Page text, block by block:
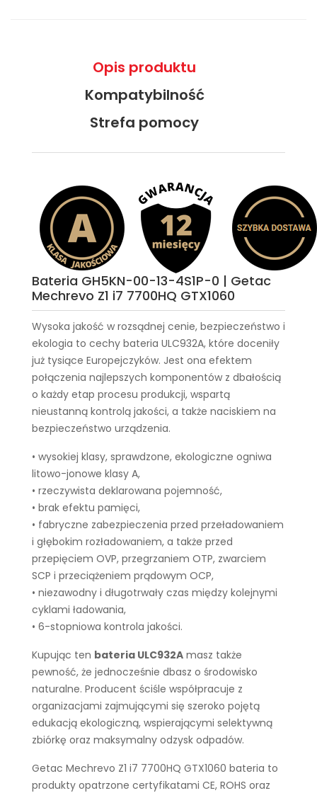
Opis produktu
Kompatybilność
Strefa pomocy
Bateria GH5KN-00-13-4S1P-0 | Getac
Mechrevo Z1 i7 7700HQ GTX1060
Wysoka jakość w rozsądnej cenie, bezpieczeństwo i
ekologia to cechy bateria ULC932A, które doceniły
już tysiące Europejczyków. Jest ona efektem
połączenia najlepszych komponentów z dbałością
o każdy etap procesu produkcji, wspartą
nieustanną kontrolą jakości, a także naciskiem na
bezpieczeństwo urządzenia.
• wysokiej klasy, sprawdzone, ekologiczne ogniwa
litowo-jonowe klasy A,
• rzeczywista deklarowana pojemność,
• brak efektu pamięci,
• fabryczne zabezpieczenia przed przeładowaniem
i głębokim rozładowaniem, a także przed
przepięciem OVP, przegrzaniem OTP, zwarciem
SCP i przeciążeniem prądowym OCP,
• niezawodny i długotrwały czas między kolejnymi
cyklami ładowania,
• 6-stopniowa kontrola jakości.
Kupując ten bateria ULC932A masz także
pewność, że jednocześnie dbasz o środowisko
naturalne. Producent ściśle współpracuje z
organizacjami zajmującymi się szeroko pojętą
edukacją ekologiczną, wspierającymi selektywną
zbiórkę oraz maksymalny odzysk odpadów.
Getac Mechrevo Z1 i7 7700HQ GTX1060 bateria to
produkty opatrzone certyfikatami CE, ROHS oraz